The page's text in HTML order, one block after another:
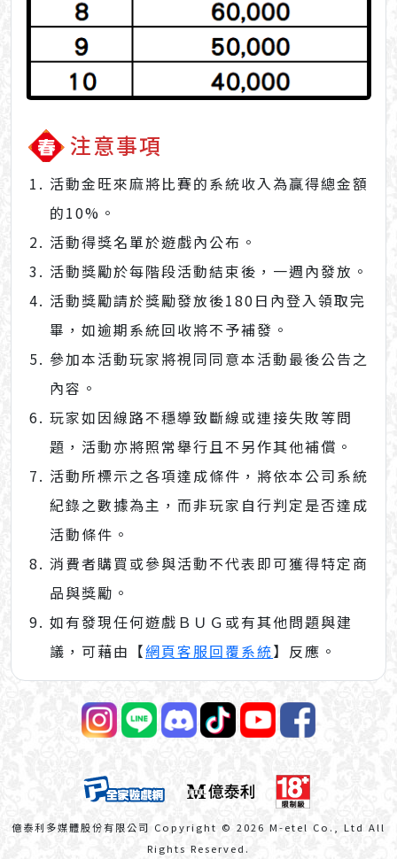
注意事項
活動金旺來麻將比賽的系統收入為贏得總金額
的10%。
活動得獎名單於遊戲內公布。
活動獎勵於每階段活動結束後，一週內發放。
活動獎勵請於獎勵發放後180日內登入領取完
畢，如逾期系統回收將不予補發。
參加本活動玩家將視同同意本活動最後公告之
內容。
玩家如因線路不穩導致斷線或連接失敗等問
題，活動亦將照常舉行且不另作其他補償。
活動所標示之各項達成條件，將依本公司系統
紀錄之數據為主，而非玩家自行判定是否達成
活動條件。
消費者購買或參與活動不代表即可獲得特定商
品與獎勵。
如有發現任何遊戲ＢＵＧ或有其他問題與建
議，可藉由【網頁客服回覆系統】反應。
億泰利多媒體股份有限公司 Copyright © 2026 M-etel Co., Ltd All
Rights Reserved.